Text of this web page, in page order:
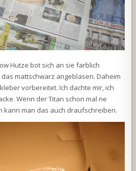
Hutze bot sich an sie farblich
mattschwarz angeblasen. Daheim
vorbereitet. Ich dachte mir, ich
Wenn der Titan schon mal ne
kann man das auch draufschreiben.